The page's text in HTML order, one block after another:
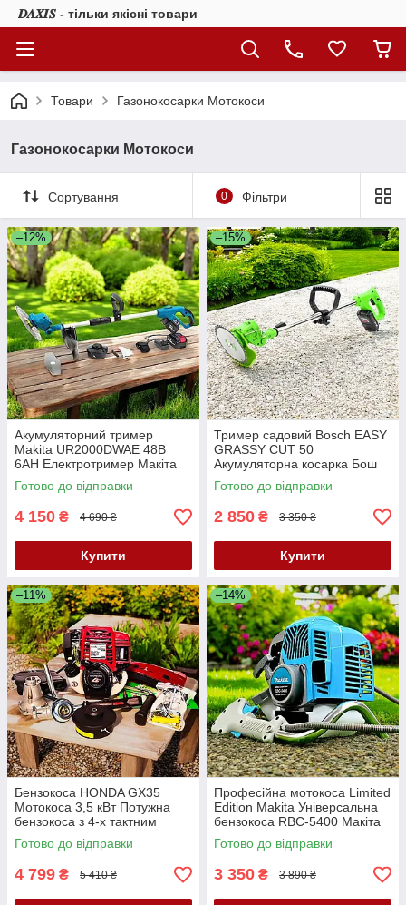
𝑫𝑨𝑿𝑰𝑺 - тільки якісні товари
Товари Газонокосарки Мотокоси
Газонокосарки Мотокоси
Сортування 0 Фільтри
–12%
Акумуляторний тример
Makita UR2000DWAE 48В
6AH Електротример Макіта
Тример для трави Садовий
тример
Готово до відправки
4 150 ₴ 4 690 ₴
Купити
–15%
Тример садовий Bosch EASY
GRASSY CUT 50
Акумуляторна косарка Бош
36В 5АГ Газонокосарка-
тример для трави
Готово до відправки
2 850 ₴ 3 350 ₴
Купити
–11%
Бензокоса HONDA GX35
Мотокоса 3,5 кВт Потужна
бензокоса з 4-х тактним
двигуном Хонда Якісна
мотокоса
Готово до відправки
4 799 ₴ 5 410 ₴
–14%
Професійна мотокоса Limited
Edition Makita Універсальна
бензокоса RBC-5400 Макіта
5.4кВт
Готово до відправки
3 350 ₴ 3 890 ₴